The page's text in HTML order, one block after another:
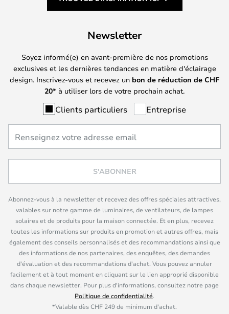
Newsletter
Soyez informé(e) en avant-première de nos promotions
exclusives et les dernières tendances en matière d'éclairage
design. Inscrivez-vous et recevez un bon de réduction de CHF
20* à utiliser lors de votre prochain achat.
Clients particuliers Entreprise
S'ABONNER
Abonnez-vous à la newsletter et recevez des offres spéciales attractives,
valables sur notre gamme de luminaires, de ventilateurs, de lampes
solaires et de produits pour la maison connectée. Et en plus, recevez
toutes les informations sur produits en promotion et autres offres, mais
également des conseils personnalisés et des recommandations ainsi que
des informations de nos partenaires, des enquêtes, des demandes
d'évaluation et des recommandations d'achat. Vous pouvez annuler
facilement et à tout moment en cliquant sur le lien approprié disponible
dans chaque newsletter. Pour plus d'informations, consultez notre page
Politique de confidentialité.
*Valable dès CHF 249 de minimum d'achat.